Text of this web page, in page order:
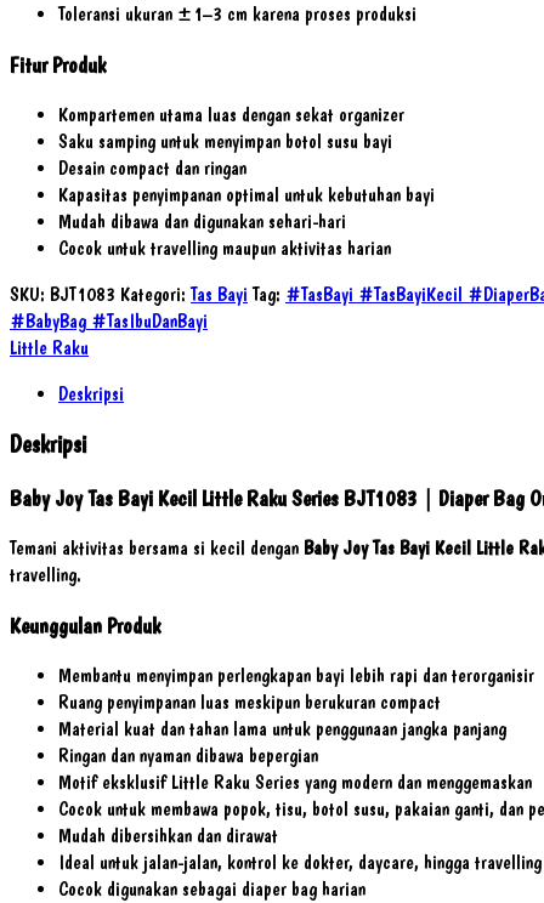
Toleransi ukuran ±1–3 cm karena proses produksi
Fitur Produk
Kompartemen utama luas dengan sekat organizer
Saku samping untuk menyimpan botol susu bayi
Desain compact dan ringan
Kapasitas penyimpanan optimal untuk kebutuhan bayi
Mudah dibawa dan digunakan sehari-hari
Cocok untuk travelling maupun aktivitas harian
SKU: BJT1083 Kategori:Tas Bayi Tag: #TasBayi #TasBayiKecil
#BabyBag #TasIbuDanBayi
Little Raku
Deskripsi
Deskripsi
Baby Joy Tas Bayi Kecil Little Raku Series BJT1083 | Diaper Bag
Temani aktivitas bersama si kecil dengan Baby Joy Tas Bayi Kecil Little
travelling.
Keunggulan Produk
Membantu menyimpan perlengkapan bayi lebih rapi dan terorganisir
Ruang penyimpanan luas meskipun berukuran compact
Material kuat dan tahan lama untuk penggunaan jangka panjang
Ringan dan nyaman dibawa bepergian
Motif eksklusif Little Raku Series yang modern dan menggemaskan
Cocok untuk membawa popok, tisu, botol susu, pakaian ganti, dan
Mudah dibersihkan dan dirawat
Ideal untuk jalan-jalan, kontrol ke dokter, daycare, hingga travelling
Cocok digunakan sebagai diaper bag harian